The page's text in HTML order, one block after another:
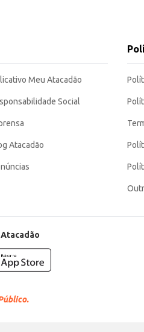
Meu Atacadão
Social
Atacadão